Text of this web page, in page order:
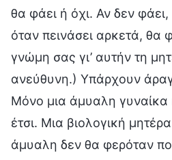
θα φάει ή όχι. Αν δεν φάει,
όταν πεινάσει αρκετά, θα
γνώμη σας γι’ αυτήν τη
ανεύθυνη.) Υπάρχουν
Μόνο μια άμυαλη γυναίκα
έτσι. Μια βιολογική
άμυαλη δεν θα φερόταν